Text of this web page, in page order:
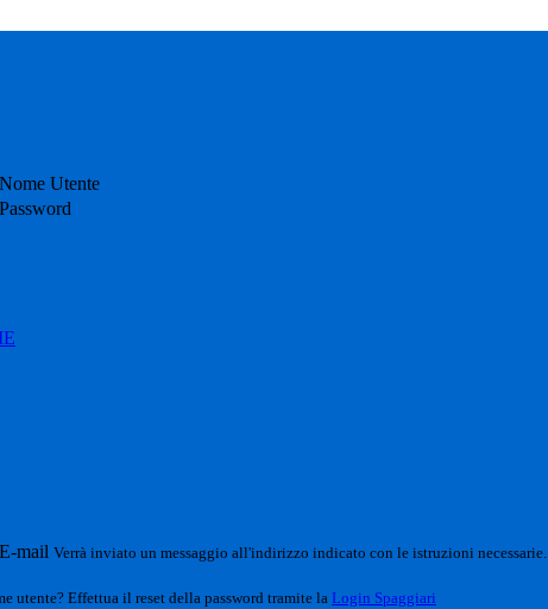
Nome Utente
Password
E-mail Verrà inviato un messaggio all'indirizzo indicato con le istruzioni necessarie.
utente? Effettua il reset della password tramite la Login Spaggiari